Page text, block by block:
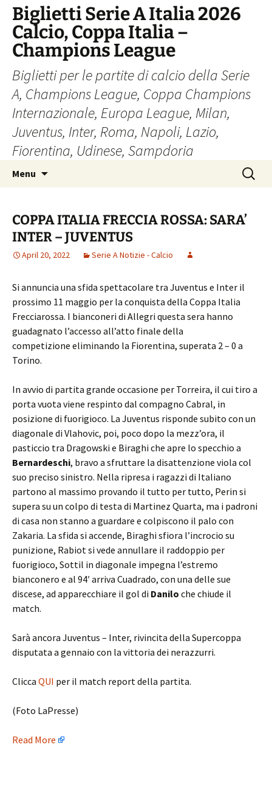
Skip
content
Biglietti Serie A Italia 2026
Calcio, Coppa Italia –
Champions League
Biglietti per le partite di calcio della Serie
A, Champions League, Coppa Champions
Internazionale, Europa League, Milan,
Juventus, Inter, Roma, Napoli, Lazio,
Fiorentina, Udinese, Sampdoria
Menu
Search
for:
COPPA ITALIA FRECCIA ROSSA: SARA’
INTER – JUVENTUS
April 20, 2022 Serie A Notizie - Calcio
Si annuncia una sfida spettacolare tra Juventus e Inter il
prossimo 11 maggio per la conquista della Coppa Italia
Frecciarossa. I bianconeri di Allegri questa sera hanno
guadagnato l’accesso all’atto finale della
competizione eliminando la Fiorentina, superata 2 – 0 a
Torino.
In avvio di partita grande occasione per Torreira, il cui tiro a
porta vuota viene respinto dal compagno Cabral, in
posizione di fuorigioco. La Juventus risponde subito con un
diagonale di Vlahovic, poi, poco dopo la mezz’ora, il
pasticcio tra Dragowski e Biraghi che apre lo specchio a
Bernardeschi, bravo a sfruttare la disattenzione viola col
suo preciso sinistro. Nella ripresa i ragazzi di Italiano
partono al massimo provando il tutto per tutto, Perin si
supera su un colpo di testa di Martinez Quarta, ma i padroni
di casa non stanno a guardare e colpiscono il palo con
Zakaria. La sfida si accende, Biraghi sfiora l’incrocio su
punizione, Rabiot si vede annullare il raddoppio per
fuorigioco, Sottil in diagonale impegna l’estremo
bianconero e al 94′ arriva Cuadrado, con una delle sue
discese, ad apparecchiare il gol di Danilo che chiude il
match.
Sarà ancora Juventus – Inter, rivincita della Supercoppa
disputata a gennaio con la vittoria dei nerazzurri.
Clicca QUI per il match report della partita.
(Foto LaPresse)
Read More